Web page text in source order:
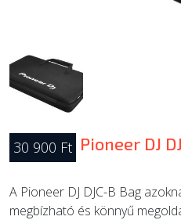
30 900 Ft Pioneer DJ
A Pioneer DJ DJC-B Bag
megbízható és könnyű